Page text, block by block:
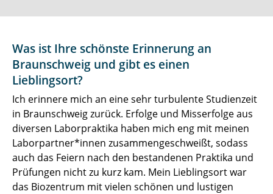
Was ist Ihre schönste Erinnerung an
Braunschweig und gibt es einen
Lieblingsort?
Ich erinnere mich an eine sehr turbulente Studienzeit
in Braunschweig zurück. Erfolge und Misserfolge aus
diversen Laborpraktika haben mich eng mit meinen
Laborpartner*innen zusammengeschweißt, sodass
auch das Feiern nach den bestandenen Praktika und
Prüfungen nicht zu kurz kam. Mein Lieblingsort war
das Biozentrum mit vielen schönen und lustigen